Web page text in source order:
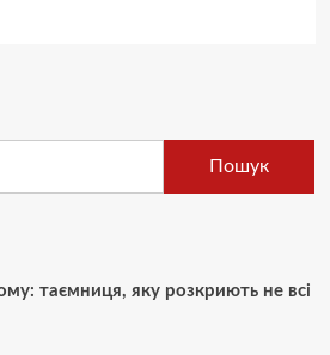
Пошук
таємниця, яку розкриють не всі